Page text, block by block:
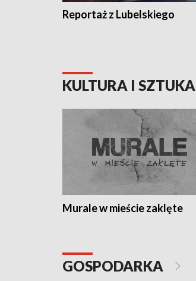
Reportaż z Lubelskiego
KULTURA I SZTUKA
Murale w mieście zaklęte
GOSPODARKA